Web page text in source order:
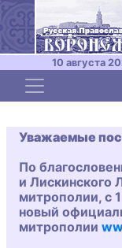
10 августа
Toggle
Уважаемые
По
и Лискинского
митрополии, с
новый
митрополии